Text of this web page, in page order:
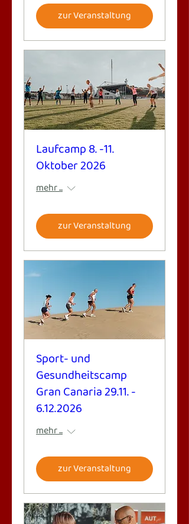
zur Veranstaltung
Laufcamp 8. -11.
Oktober 2026
mehr ...
zur Veranstaltung
Sport- und
Gesundheitscamp
Gran Canaria 29.11. -
6.12.2026
mehr ...
zur Veranstaltung